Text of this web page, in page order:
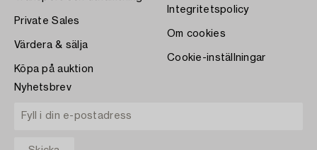
Private Sales
Värdera & sälja
Köpa på auktion
Integritetspolicy
Om cookies
Cookie-inställningar
Nyhetsbrev